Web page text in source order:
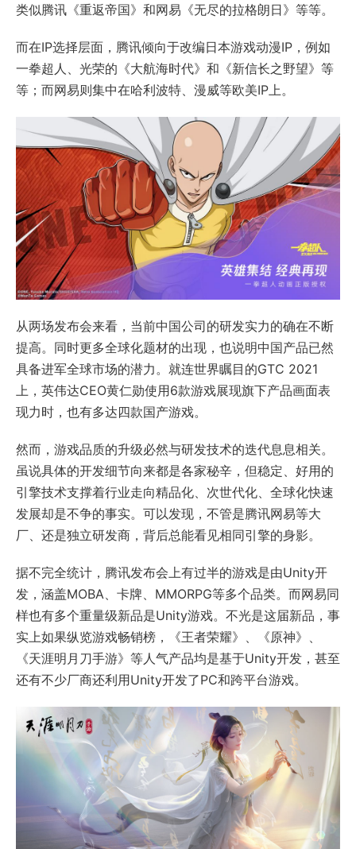
类似腾讯《重返帝国》和网易《无尽的拉格朗日》等等。
而在IP选择层面，腾讯倾向于改编日本游戏动漫IP，例如
一拳超人、光荣的《大航海时代》和《新信长之野望》等
等；而网易则集中在哈利波特、漫威等欧美IP上。
从两场发布会来看，当前中国公司的研发实力的确在不断
提高。同时更多全球化题材的出现，也说明中国产品已然
具备进军全球市场的潜力。就连世界瞩目的GTC 2021
上，英伟达CEO黄仁勋使用6款游戏展现旗下产品画面表
现力时，也有多达四款国产游戏。
然而，游戏品质的升级必然与研发技术的迭代息息相关。
虽说具体的开发细节向来都是各家秘辛，但稳定、好用的
引擎技术支撑着行业走向精品化、次世代化、全球化快速
发展却是不争的事实。可以发现，不管是腾讯网易等大
厂、还是独立研发商，背后总能看见相同引擎的身影。
据不完全统计，腾讯发布会上有过半的游戏是由Unity开
发，涵盖MOBA、卡牌、MMORPG等多个品类。而网易同
样也有多个重量级新品是Unity游戏。不光是这届新品，事
实上如果纵览游戏畅销榜，《王者荣耀》、《原神》、
《天涯明月刀手游》等人气产品均是基于Unity开发，甚至
还有不少厂商还利用Unity开发了PC和跨平台游戏。